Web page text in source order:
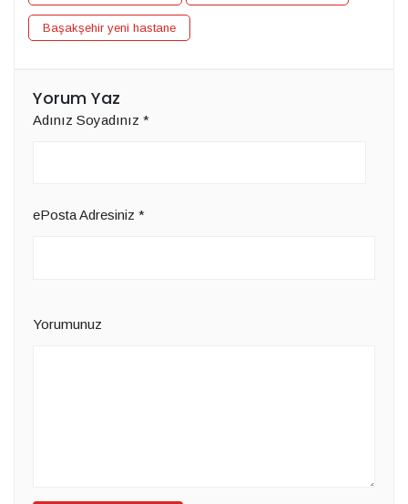
Başakşehir yeni hastane
Yorum Yaz
Adınız Soyadınız *
ePosta Adresiniz *
Yorumunuz